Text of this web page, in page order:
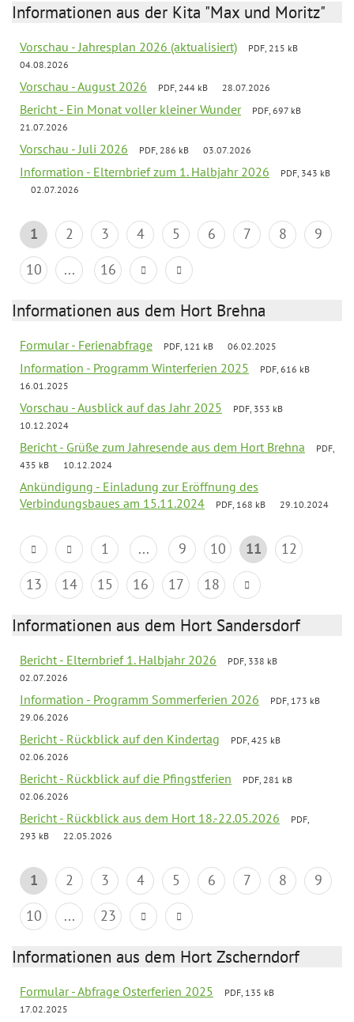
Informationen aus der Kita "Max und Moritz"
Vorschau - Jahresplan 2026 (aktualisiert)
PDF, 215 kB
04.08.2026
Vorschau - August 2026 PDF, 244 kB 28.07.2026
Bericht - Ein Monat voller kleiner Wunder
PDF, 697 kB
21.07.2026
Vorschau - Juli 2026 PDF, 286 kB 03.07.2026
Information - Elternbrief zum 1. Halbjahr 2026
PDF, 343 kB
02.07.2026
1 2 3 4 5 6 7 8
9
10
... 16
Informationen aus dem Hort Brehna
Formular - Ferienabfrage PDF, 121 kB 06.02.2025
Information - Programm Winterferien 2025
PDF, 616 kB
16.01.2025
Vorschau - Ausblick auf das Jahr 2025
PDF, 353 kB
10.12.2024
Bericht - Grüße zum Jahresende aus dem Hort Brehna
PDF,
435 kB
10.12.2024
Ankündigung - Einladung zur Eröffnung des
Verbindungsbaues am 15.11.2024
PDF, 168 kB 29.10.2024
1 ... 9 10 11
12
13
14 15 16 17 18
Informationen aus dem Hort Sandersdorf
Bericht - Elternbrief 1. Halbjahr 2026
PDF, 338 kB
02.07.2026
Information - Programm Sommerferien 2026
PDF, 173 kB
29.06.2026
Bericht - Rückblick auf den Kindertag
PDF, 425 kB
02.06.2026
Bericht - Rückblick auf die Pfingstferien
PDF, 281 kB
02.06.2026
Bericht - Rückblick aus dem Hort 18.-22.05.2026
PDF,
293 kB
22.05.2026
1 2 3 4 5 6 7 8
9
10
... 23
Informationen aus dem Hort Zscherndorf
Formular - Abfrage Osterferien 2025
PDF, 135 kB
17.02.2025